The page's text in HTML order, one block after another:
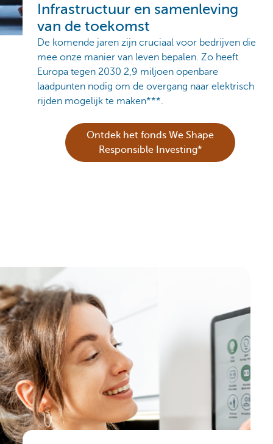
Infrastructuur en samenleving
van de toekomst
De komende jaren zijn cruciaal voor bedrijven die
mee onze manier van leven bepalen. Zo heeft
Europa tegen 2030 2,9 miljoen openbare
laadpunten nodig om de overgang naar elektrisch
rijden mogelijk te maken***.
Ontdek het fonds We Shape
Responsible Investing*